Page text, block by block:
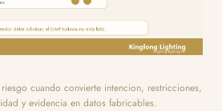
cuando convierte intencion, restricciones,
y evidencia en datos fabricables.